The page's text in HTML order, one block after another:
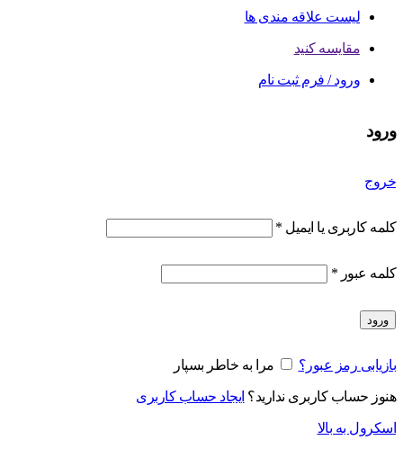
لیست علاقه مندی ها
مقایسه کنید
ورود / فرم ثبت نام
ورود
خروج
کلمه کاربری یا ایمیل *
کلمه عبور *
ورود
بازیابی رمز عبور؟ مرا به خاطر بسپار
هنوز حساب کاربری ندارید؟ ایجاد حساب کاربری
اسکرول به بالا